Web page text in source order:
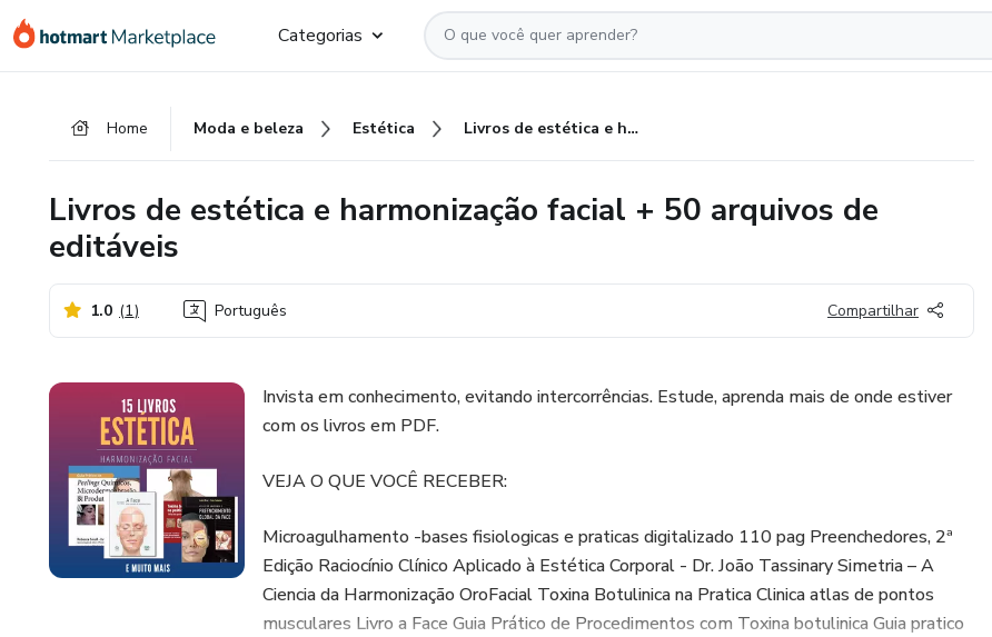
para
para
para
Categorias
Home Moda e beleza Estética Livros de estética e harmonização facial + 50 arquivos de editáveis
Livros de estética e harmonização facial + 50 arquivos de
editáveis
1.0 (1) Português Compartilhar
Invista em conhecimento, evitando intercorrências. Estude, aprenda mais de onde estiver
com os livros em PDF.
VEJA O QUE VOCÊ RECEBER:
Microagulhamento -bases fisiologicas e praticas digitalizado 110 pag Preenchedores, 2ª
Edição Raciocínio Clínico Aplicado à Estética Corporal - Dr. João Tassinary Simetria – A
Ciencia da Harmonização OroFacial Toxina Botulinica na Pratica Clinica atlas de pontos
musculares Livro a Face Guia Prático de Procedimentos com Toxina botulinica Guia pratico